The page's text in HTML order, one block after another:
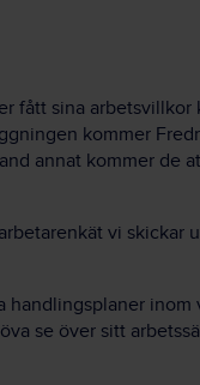
fått sina arbetsvillkor
kommer
annat kommer de
vi skickar
inom
se över sitt